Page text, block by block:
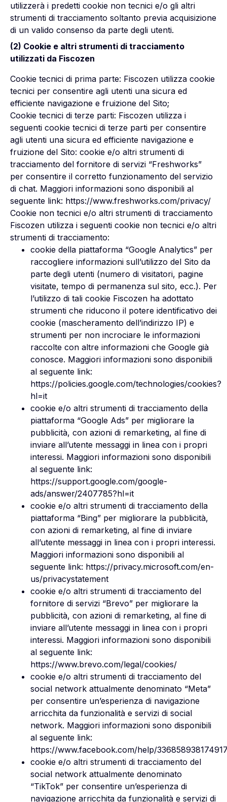
utilizzerà i predetti cookie non tecnici e/o gli altri
strumenti di tracciamento soltanto previa acquisizione
di un valido consenso da parte degli utenti.
(2) Cookie e altri strumenti di tracciamento
utilizzati da Fiscozen
Cookie tecnici di prima parte: Fiscozen utilizza cookie
tecnici per consentire agli utenti una sicura ed
efficiente navigazione e fruizione del Sito;
Cookie tecnici di terze parti: Fiscozen utilizza i
seguenti cookie tecnici di terze parti per consentire
agli utenti una sicura ed efficiente navigazione e
fruizione del Sito: cookie e/o altri strumenti di
tracciamento del fornitore di servizi “Freshworks”
per consentire il corretto funzionamento del servizio
di chat. Maggiori informazioni sono disponibili al
seguente link: https://www.freshworks.com/privacy/
Cookie non tecnici e/o altri strumenti di tracciamento
Fiscozen utilizza i seguenti cookie non tecnici e/o altri
strumenti di tracciamento:
cookie della piattaforma “Google Analytics” per
raccogliere informazioni sull’utilizzo del Sito da
parte degli utenti (numero di visitatori, pagine
visitate, tempo di permanenza sul sito, ecc.). Per
l’utilizzo di tali cookie Fiscozen ha adottato
strumenti che riducono il potere identificativo dei
cookie (mascheramento dell’indirizzo IP) e
strumenti per non incrociare le informazioni
raccolte con altre informazioni che Google già
conosce. Maggiori informazioni sono disponibili
al seguente link:
https://policies.google.com/technologies/cookies?
hl=it
cookie e/o altri strumenti di tracciamento della
piattaforma “Google Ads” per migliorare la
pubblicità, con azioni di remarketing, al fine di
inviare all’utente messaggi in linea con i propri
interessi. Maggiori informazioni sono disponibili
al seguente link:
https://support.google.com/google-
ads/answer/2407785?hl=it
cookie e/o altri strumenti di tracciamento della
piattaforma “Bing” per migliorare la pubblicità,
con azioni di remarketing, al fine di inviare
all’utente messaggi in linea con i propri interessi.
Maggiori informazioni sono disponibili al
seguente link: https://privacy.microsoft.com/en-
us/privacystatement
cookie e/o altri strumenti di tracciamento del
fornitore di servizi “Brevo” per migliorare la
pubblicità, con azioni di remarketing, al fine di
inviare all’utente messaggi in linea con i propri
interessi. Maggiori informazioni sono disponibili
al seguente link:
https://www.brevo.com/legal/cookies/
cookie e/o altri strumenti di tracciamento del
social network attualmente denominato “Meta”
per consentire un’esperienza di navigazione
arricchita da funzionalità e servizi di social
network. Maggiori informazioni sono disponibili
al seguente link:
https://www.facebook.com/help/
cookie e/o altri strumenti di tracciamento del
social network attualmente denominato
“TikTok” per consentire un’esperienza di
navigazione arricchita da funzionalità e servizi di